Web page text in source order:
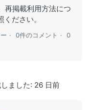
再掲載利用方法につ
ください。
0件のコメント
0
ました: 26 日前